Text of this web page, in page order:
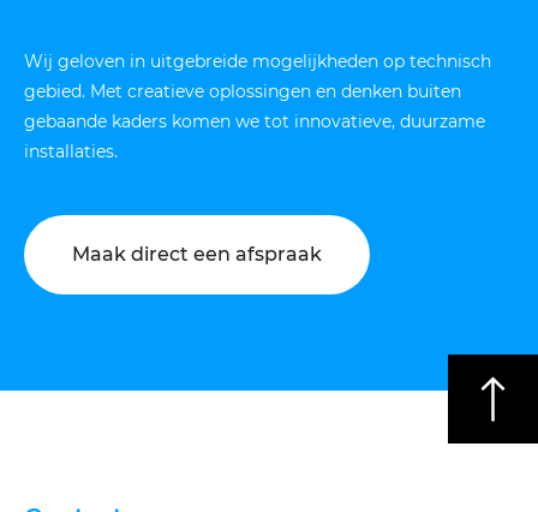
Wij geloven in uitgebreide mogelijkheden op technisch
gebied. Met creatieve oplossingen en denken buiten
gebaande kaders komen we tot innovatieve, duurzame
installaties.
Maak direct een afspraak